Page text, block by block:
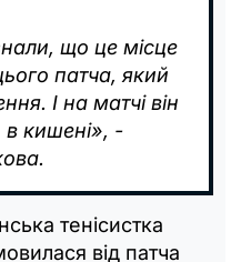
що це місце
патча, який
І на матчі він
в кишені», -
тенісистка
від патча